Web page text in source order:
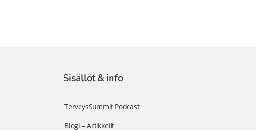
Sisällöt & info
TerveysSummit Podcast
Blogi – Artikkelit